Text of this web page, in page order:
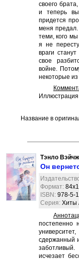
своего
и теперь
придется
меня
теми, кого
я не
враги
свое
войне.
некоторые
Название в
Тэнло
Он
Формат:
ISBN: 978-5-
Серия: Хиты
постепенно
сдержанный
исчезает